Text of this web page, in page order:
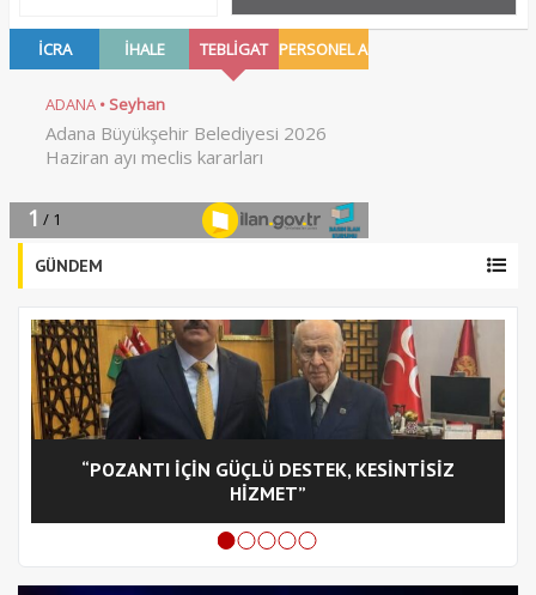
GÜNDEM
“POZANTI İÇİN GÜÇLÜ DESTEK, KESİNTİSİZ
HİZMET”